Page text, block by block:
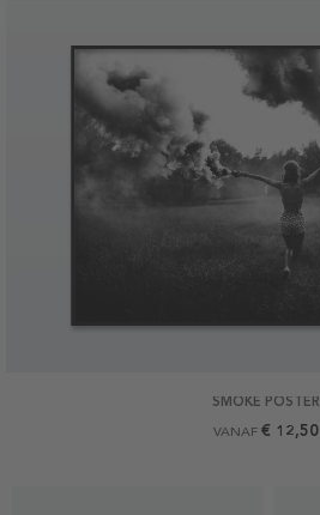
SMOKE POSTER
VANAF € 12,50